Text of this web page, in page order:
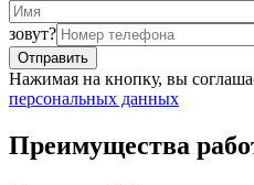
зовут?
Нажимая на кнопку, вы
персональных данных
Преимущества